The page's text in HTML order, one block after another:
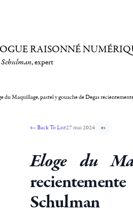
RAISONNÉ
, expert
du Maquillage, pastel y gouache de Degas
← Back To List27 mai 2024 es
Eloge du
Schulman